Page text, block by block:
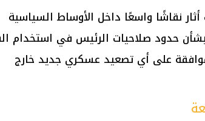
نقاشًا واسعًا داخل الأوساط السياسية
حدود صلاحيات الرئيس في استخدام
على أي تصعيد عسكري جديد خارج